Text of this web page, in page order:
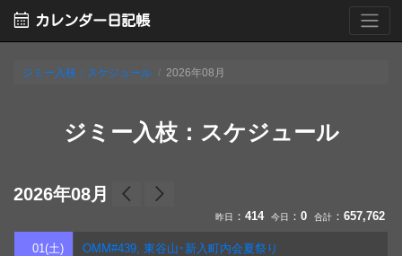
calendar_month カレンダー日記帳
ジミー入枝：スケジュール 2026年08月
ジミー入枝：スケジュール
2026年08月 arrow_back_ios arrow_forward_ios
昨日 ： 414 今日 ： 0 合計 ： 657,762
01(土) OMM#439, 東谷山･新入町内会夏祭り